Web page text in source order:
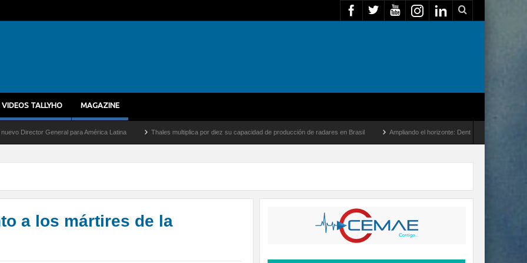
VIDEOS TALLYHO MAGAZINE
para América Latina Thales multiplica por diez su capacidad de producción de radares en Brasil Ampliando el horizonte: Dentro del vuelo de desarrollo más largo
a los mártires de la